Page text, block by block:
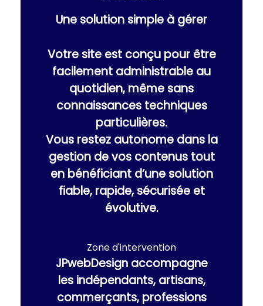
Une solution simple à gérer
Votre site est conçu pour être
facilement administrable au
quotidien, même sans
connaissances techniques
particulières.
Vous restez autonome dans la
gestion de vos contenus tout
en bénéficiant d’une solution
fiable, rapide, sécurisée et
évolutive.
Zone d'intervention
JPwebDesign accompagne
les indépendants, artisans,
commerçants, professions